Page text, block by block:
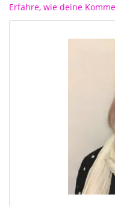
Erfahre, wie deine